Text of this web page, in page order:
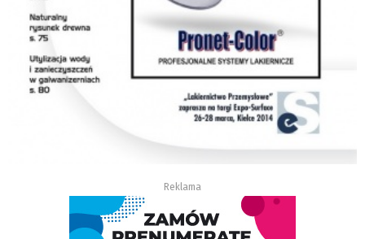
Reklama